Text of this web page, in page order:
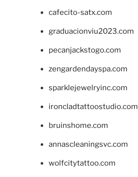
cafecito-satx.com
graduacionviu2023.com
pecanjackstogo.com
zengardendayspa.com
sparklejewelryinc.com
ironcladtattoostudio.com
bruinshome.com
annascleaningsvc.com
wolfcitytattoo.com